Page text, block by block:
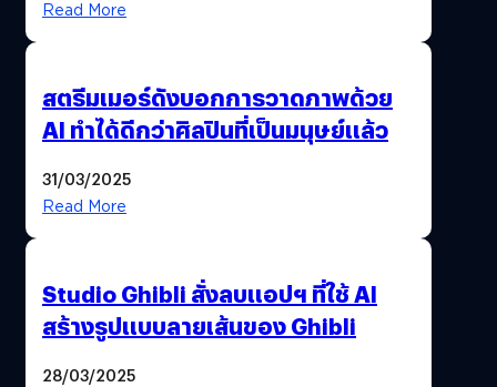
Read More
สตรีมเมอร์ดังบอกการวาดภาพด้วย
AI ทำได้ดีกว่าศิลปินที่เป็นมนุษย์แล้ว
31/03/2025
Read More
Studio Ghibli สั่งลบแอปฯ ที่ใช้ AI
สร้างรูปแบบลายเส้นของ Ghibli
28/03/2025